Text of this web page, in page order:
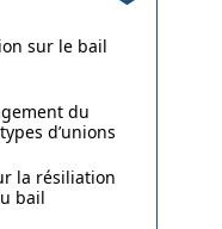
sur le bail
du
d’unions
la résiliation
bail